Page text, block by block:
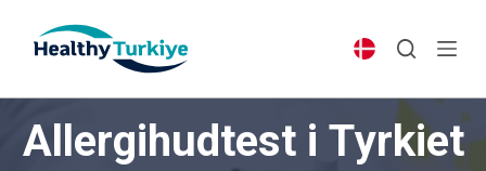
p
o
Allergihudtest i Tyrkiet